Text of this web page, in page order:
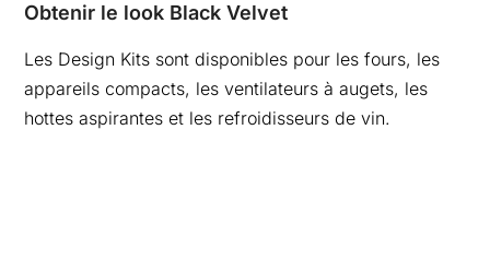
Obtenir le look Black Velvet
Les Design Kits sont disponibles pour les fours, les
appareils compacts, les ventilateurs à augets, les
hottes aspirantes et les refroidisseurs de vin.